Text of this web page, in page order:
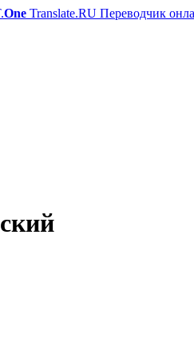
One Translate.RU Переводчик